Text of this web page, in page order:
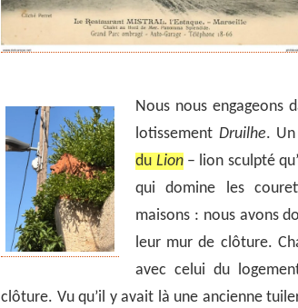
Nous nous engageons
lotissement Druilhe.
du Lion– lion sculpté qu’
qui domine les
maisons : nous avons
leur mur de clôture.
avec celui du
clôture. Vu qu’il y avait là une ancienne